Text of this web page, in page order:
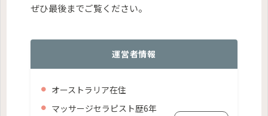
ぜひ最後までご覧ください。
運営者情報
オーストラリア在住
マッサージセラピスト歴6年